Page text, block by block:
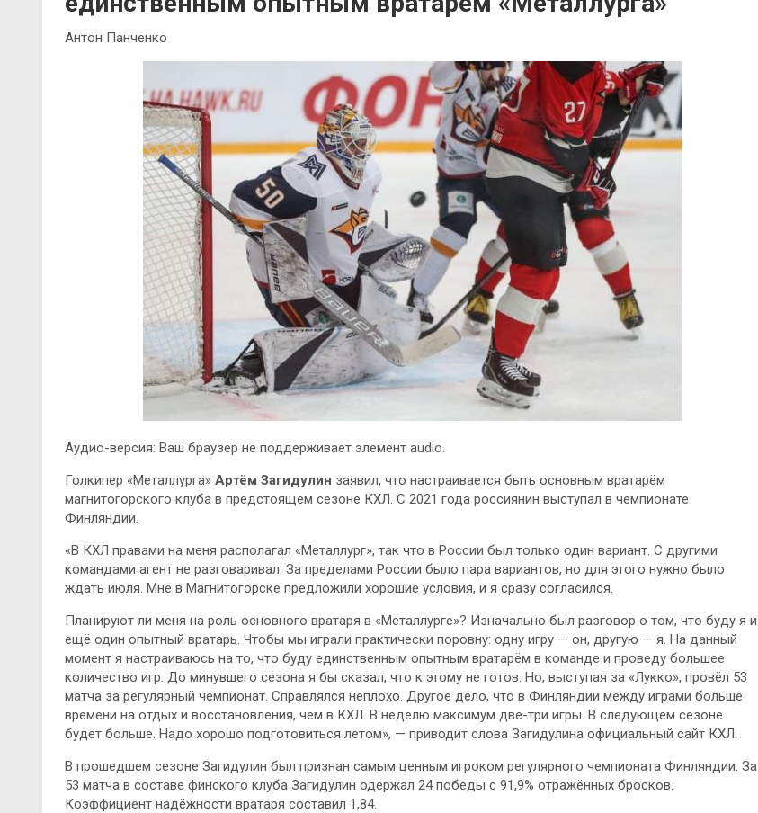
Антон Панченко
Аудио-версия: Ваш браузер не поддерживает элемент audio.
Голкипер «Металлурга» Артём Загидулин заявил, что настраивается быть основным вратарём
магнитогорского клуба в предстоящем сезоне КХЛ. С 2021 года россиянин выступал в чемпионате
Финляндии.
«В КХЛ правами на меня располагал «Металлург», так что в России был только один вариант. С другими
командами агент не разговаривал. За пределами России было пара вариантов, но для этого нужно было
ждать июля. Мне в Магнитогорске предложили хорошие условия, и я сразу согласился.
Планируют ли меня на роль основного вратаря в «Металлурге»? Изначально был разговор о том, что буду я и
ещё один опытный вратарь. Чтобы мы играли практически поровну: одну игру — он, другую — я. На данный
момент я настраиваюсь на то, что буду единственным опытным вратарём в команде и проведу большее
количество игр. До минувшего сезона я бы сказал, что к этому не готов. Но, выступая за «Лукко», провёл 53
матча за регулярный чемпионат. Справлялся неплохо. Другое дело, что в Финляндии между играми больше
времени на отдых и восстановления, чем в КХЛ. В неделю максимум две-три игры. В следующем сезоне
будет больше. Надо хорошо подготовиться летом», — приводит слова Загидулина официальный сайт КХЛ.
В прошедшем сезоне Загидулин был признан самым ценным игроком регулярного чемпионата Финляндии. За
53 матча в составе финского клуба Загидулин одержал 24 победы с 91,9% отражённых бросков.
Коэффициент надёжности вратаря составил 1,84.